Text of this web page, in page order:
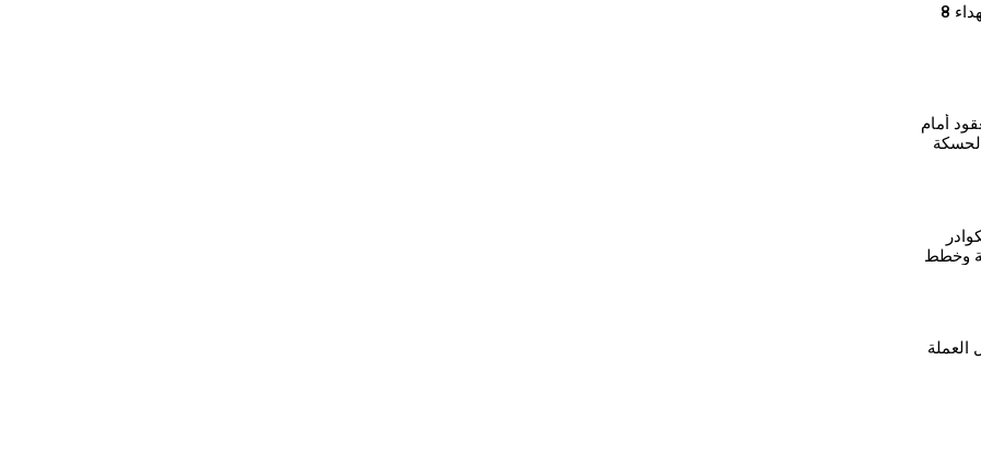
⁣مراسم استذكار شهداء 8
أمام
وصرف
وخطط
العملة